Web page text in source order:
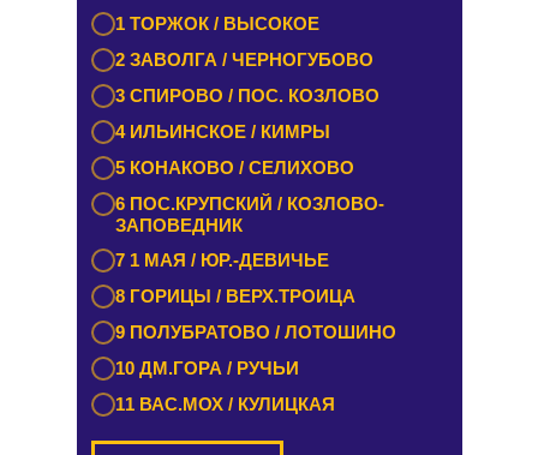
ЭММАУСС
2 ЛИХОСЛАВЛЬ / КАЛАШНИКОВО
3 ЕМЕЛЬЯНОВО / СТАРИЦА
4 ТУРГИНОВО / ЗАПОВЕДНИК
5 КАШИН / КАЛЯЗИН
6 РАМЕШКИ / НИКОЛЬСКОЕ
1 ТОРЖОК / ВЫСОКОЕ
2 ЗАВОЛГА / ЧЕРНОГУБОВО
3 СПИРОВО / ПОС. КОЗЛОВО
4 ИЛЬИНСКОЕ / КИМРЫ
5 КОНАКОВО / СЕЛИХОВО
6 ПОС.КРУПСКИЙ / КОЗЛОВО-
ЗАПОВЕДНИК
7 1 МАЯ / ЮР.-ДЕВИЧЬЕ
8 ГОРИЦЫ / ВЕРХ.ТРОИЦА
9 ПОЛУБРАТОВО / ЛОТОШИНО
10 ДМ.ГОРА / РУЧЬИ
11 ВАС.МОХ / КУЛИЦКАЯ